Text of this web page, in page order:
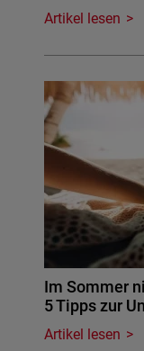
Artikel lesen
Im Sommer
5 Tipps zur
Artikel lesen